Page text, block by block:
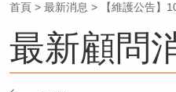
首頁 > 最新消息 > 【維護公告】
最新顧問